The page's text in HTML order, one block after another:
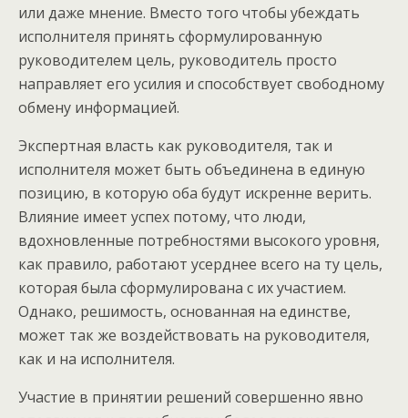
или даже мнение. Вместо того чтобы убеждать
исполнителя принять сформулированную
руководителем цель, руководитель просто
направляет его усилия и способствует свободному
обмену информацией.
Экспертная власть как руководителя, так и
исполнителя может быть объединена в единую
позицию, в которую оба будут искренне верить.
Влияние имеет успех потому, что люди,
вдохновленные потребностями высокого уровня,
как правило, работают усерднее всего на ту цель,
которая была сформулирована с их участием.
Однако, решимость, основанная на единстве,
может так же воздействовать на руководителя,
как и на исполнителя.
Участие в принятии решений совершенно явно